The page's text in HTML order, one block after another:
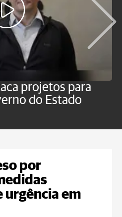
projetos para
do Estado
por
em